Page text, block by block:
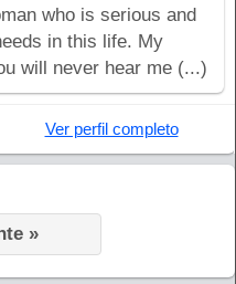
who is serious and
in this life. My
will never hear me (...)
Ver perfil completo
»